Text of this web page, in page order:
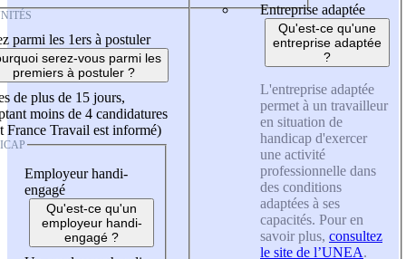
parmi les 1ers à postuler
serez-vous parmi les
premiers à postuler ?
de plus de 15 jours,
moins de 4 candidatures
France Travail est informé)
Employeur handi-
engagé
Qu'est-ce qu'un
employeur handi-
engagé ?
Entreprise adaptée
Qu'est-ce qu'une
entreprise adaptée
?
L'entreprise adaptée
permet à un travailleur
en situation de
handicap d'exercer
une activité
professionnelle dans
des conditions
adaptées à ses
capacités. Pour en
savoir plus, consultez
le site de l’UNEA.